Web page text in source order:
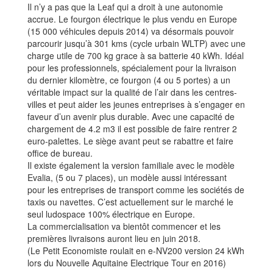
Il n’y a pas que la Leaf qui a droit à une autonomie
accrue. Le fourgon électrique le plus vendu en Europe
(15 000 véhicules depuis 2014) va désormais pouvoir
parcourir jusqu’à 301 kms (cycle urbain WLTP) avec une
charge utile de 700 kg grace à sa batterie 40 kWh. Idéal
pour les professionnels, spécialement pour la livraison
du dernier kilomètre, ce fourgon (4 ou 5 portes) a un
véritable impact sur la qualité de l’air dans les centres-
villes et peut aider les jeunes entreprises à s’engager en
faveur d’un avenir plus durable. Avec une capacité de
chargement de 4.2 m3 il est possible de faire rentrer 2
euro-palettes. Le siège avant peut se rabattre et faire
office de bureau.
Il existe également la version familiale avec le modèle
Evalia, (5 ou 7 places), un modèle aussi intéressant
pour les entreprises de transport comme les sociétés de
taxis ou navettes. C’est actuellement sur le marché le
seul ludospace 100% électrique en Europe.
La commercialisation va bientôt commencer et les
premières livraisons auront lieu en juin 2018.
(Le Petit Economiste roulait en e-NV200 version 24 kWh
lors du Nouvelle Aquitaine Electrique Tour en 2016)